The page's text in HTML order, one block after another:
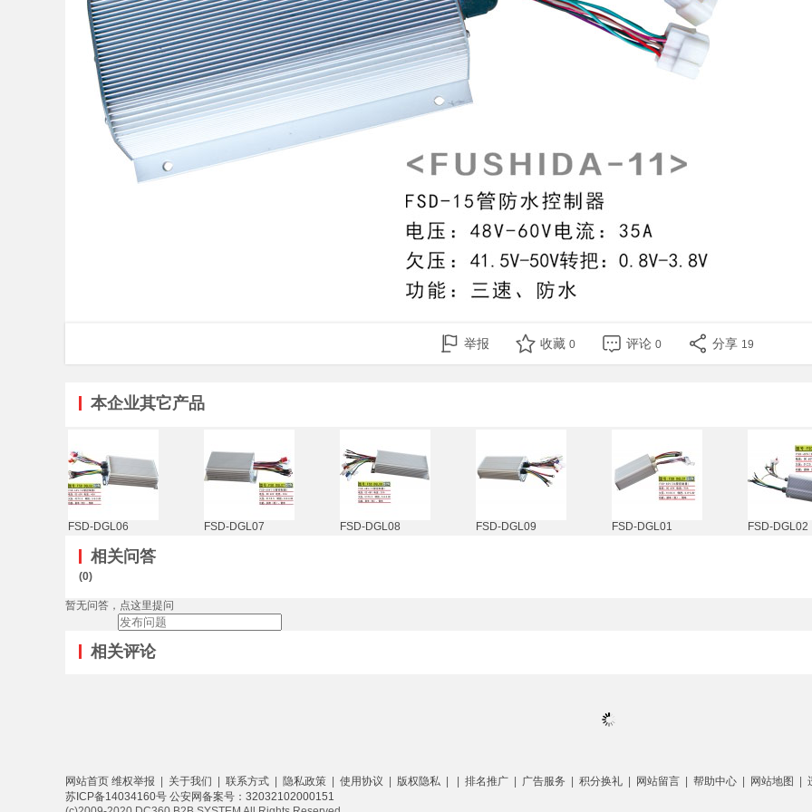
举报 收藏 0 评论 0 分享 19
本企业其它产品
FSD-DGL06 FSD-DGL07 FSD-DGL08 FSD-DGL09 FSD-DGL01 FSD-DGL02
相关问答
(0)
暂无问答，点这里提问
相关评论
网站首页 维权举报 关于我们 联系方式 隐私政策 使用协议 版权隐私 排名推广 广告服务 积分换礼 网站留言 帮助中心 网站地图
苏ICP备14034160号 公安网备案号：32032102000151